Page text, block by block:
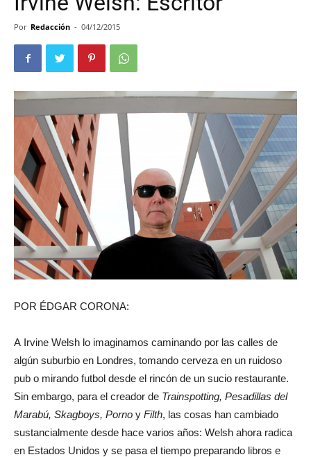
Por Redacción - 04/12/2015
POR ÉDGAR CORONA:
A Irvine Welsh lo imaginamos caminando por las calles de
algún suburbio en Londres, tomando cerveza en un ruidoso
pub o mirando futbol desde el rincón de un sucio restaurante.
Sin embargo, para el creador de Trainspotting, Pesadillas del
Marabú, Skagboys, Porno y Filth, las cosas han cambiado
sustancialmente desde hace varios años: Welsh ahora radica
en Estados Unidos y se pasa el tiempo preparando libros e